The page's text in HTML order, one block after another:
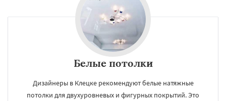
Белые потолки
Дизайнеры в Клецке рекомендуют белые натяжные
потолки для двухуровневых и фигурных покрытий. Это